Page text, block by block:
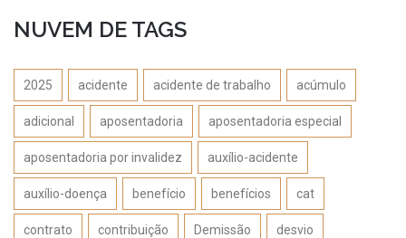
NUVEM DE TAGS
2025 acidente acidente de trabalho acúmulo
adicional aposentadoria aposentadoria especial
aposentadoria por invalidez auxílio-acidente
auxílio-doença benefício benefícios cat
contrato contribuição Demissão desvio